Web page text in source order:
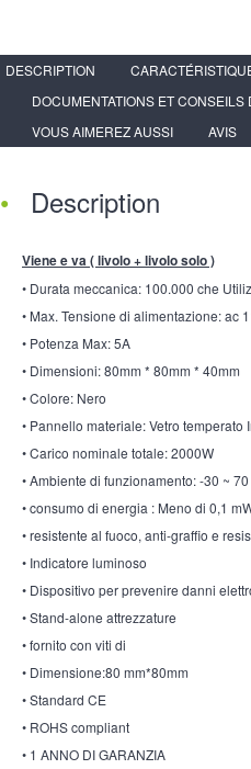
DESCRIPTION
DOCUMENTATIONS ET CONSEILS
VOUS AIMEREZ AUSSI
AVIS
Description
Viene e va ( livolo + livolo solo )
• Durata meccanica: 100.000 che
• Max. Tensione di alimentazione: ac
• Potenza Max: 5A
• Dimensioni: 80mm * 80mm * 40mm
• Colore: Nero
• Pannello materiale: Vetro temperato
• Carico nominale totale: 2000W
• Ambiente di funzionamento: -30 ~
• consumo di energia : Meno di 0,1
• resistente al fuoco, anti-graffio e
• Indicatore luminoso
• Dispositivo per prevenire danni
• Stand-alone attrezzature
• fornito con viti di
• Dimensione:80 mm*80mm
• Standard CE
• ROHS compliant
• 1 ANNO DI GARANZIA